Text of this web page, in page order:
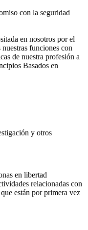
con la seguridad
en nosotros por el
funciones con
de nuestra profesión a
Basados ​​en
y otros
en libertad
relacionadas con
están por primera vez